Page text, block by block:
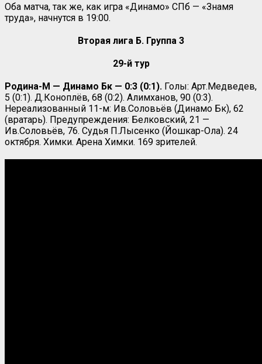
Оба матча, так же, как игра «Динамо» СПб — «Знамя
труда», начнутся в 19:00.
Вторая лига Б. Группа 3
29-й тур
Родина-М — Динамо Бк — 0:3 (0:1). Голы: Арт.Медведев,
5 (0:1). Д.Коноплёв, 68 (0:2). Алимханов, 90 (0:3).
Нереализованный 11-м: Ив.Соловьёв (Динамо Бк), 62
(вратарь). Предупреждения: Белковский, 21 —
Ив.Соловьёв, 76. Судья П.Лысенко (Йошкар-Ола). 24
октября. Химки. Арена Химки. 169 зрителей.